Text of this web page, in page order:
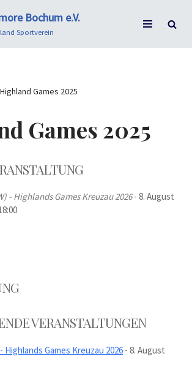
Bochum e.V.
Sportverein
Highland Games 2025
Games 2025
- Highlands Games Kreuzau 2026- 8. August
VERANSTALTUNGEN
Highlands Games Kreuzau 2026 - 8. August